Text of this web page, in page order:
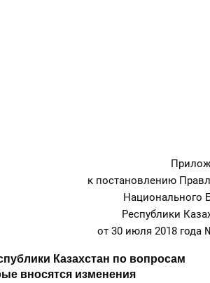
к постановлению
Национального
Республики
от 30 июля 2018 года
Казахстан по вопросам
вносятся изменения